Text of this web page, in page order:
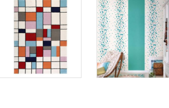
Teppich
BUTTONS von
Esprit Home
Tapete DEEP
SUMMER
PATTERNED von
Esprit Home